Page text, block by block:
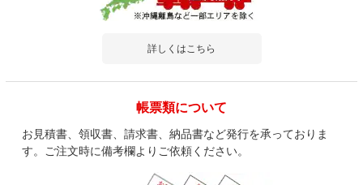
詳しくはこちら
帳票類について
お見積書、領収書、請求書、納品書など発行を承っておりま
す。ご注文時に備考欄よりご依頼ください。